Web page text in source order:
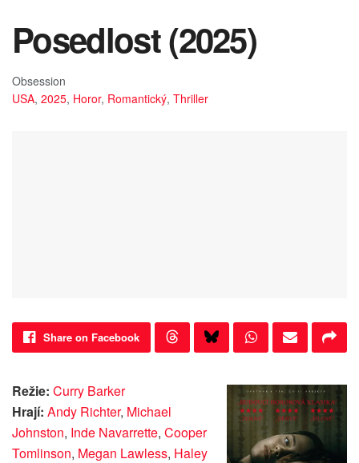
Posedlost (2025)
Obsession
USA, 2025, Horor, Romantický, Thriller
Share on Facebook
Režie: Curry Barker
Hrají: Andy Richter, Michael
Johnston, Inde Navarrette, Cooper
Tomlinson, Megan Lawless, Haley